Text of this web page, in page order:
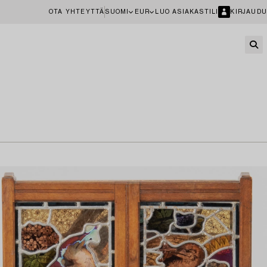
OTA YHTEYTTÄ SUOMI EUR LUO ASIAKASTILI KIRJAUDU